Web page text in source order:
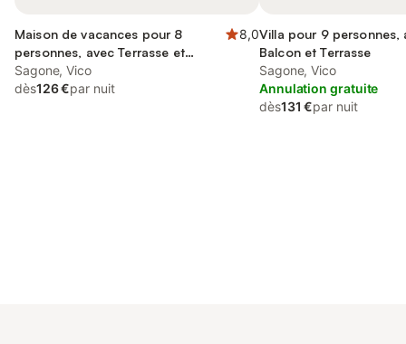
Maison de vacances pour 8
personnes, avec Terrasse et
Jardin
8,0
Sagone, Vico
dès126 €par nuit
Villa pour 9 personnes,
Balcon et Terrasse
Sagone, Vico
Annulation gratuite
dès131 €par nuit